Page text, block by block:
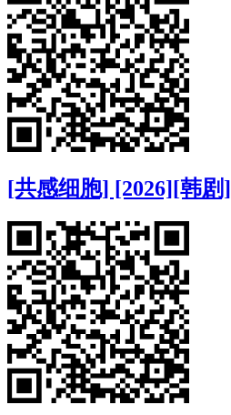
[共感细胞] [2026][韩剧]